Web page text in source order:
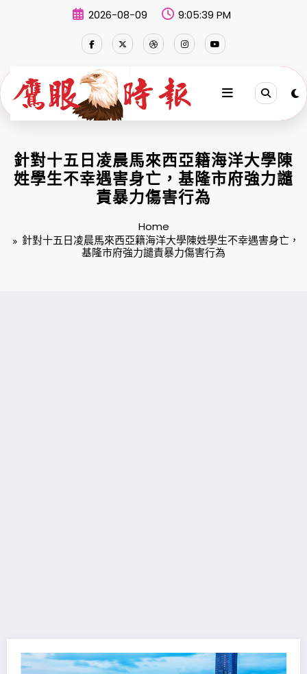
2026-08-09 9:05:40 PM
針對十五日凌晨馬來西亞籍海洋大學陳
姓學生不幸遇害身亡，基隆市府強力譴
責暴力傷害行為
Home
針對十五日凌晨馬來西亞籍海洋大學陳姓學生不幸遇害身亡，
基隆市府強力譴責暴力傷害行為